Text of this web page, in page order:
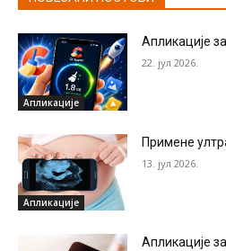
Апликације
Апликације
22. јул 2026.
Апликације
Примене
13. јул 2026.
Апликације